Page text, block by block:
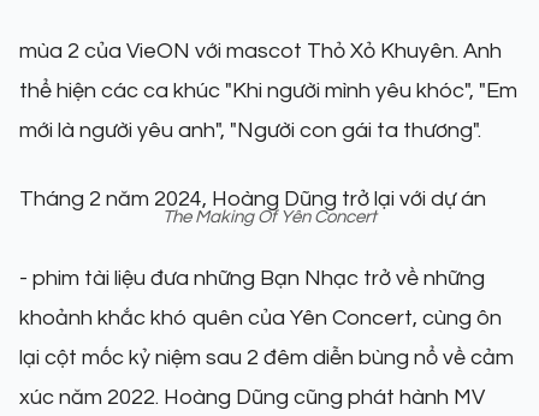
mùa 2 của VieON với mascot Thỏ Xỏ Khuyên. Anh
thể hiện các ca khúc "Khi người mình yêu khóc", "Em
mới là người yêu anh", "Người con gái ta thương".
Tháng 2 năm 2024, Hoàng Dũng trở lại với dự án
The Making Of Yên Concert
- phim tài liệu đưa những Bạn Nhạc trở về những
khoảnh khắc khó quên của Yên Concert, cùng ôn
lại cột mốc kỷ niệm sau 2 đêm diễn bùng nổ về cảm
xúc năm 2022. Hoàng Dũng cũng phát hành MV